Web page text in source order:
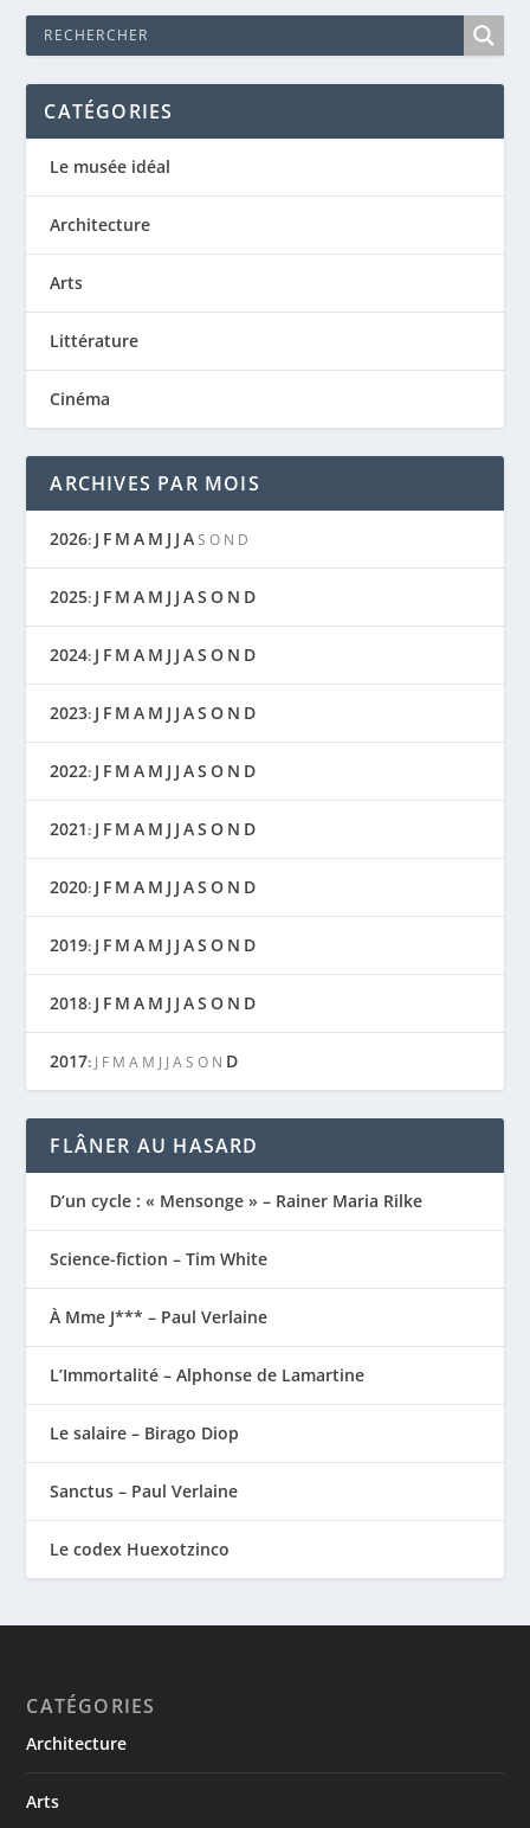
CATÉGORIES
Le musée idéal
Architecture
Arts
Littérature
Cinéma
ARCHIVES PAR MOIS
2026: J F M A M J J A S O N D
2025: J F M A M J J AS O N D
2024: J F M A M J J AS O N D
2023: J F M A M J J AS O N D
2022: J F M A M J J AS O N D
2021: J F M A M J J AS O N D
2020: J F M A M J J AS O N D
2019: J F M A M J J AS O N D
2018: J F M A M J J AS O N D
2017: J F M A M J J A S O N D
FLÂNER AU HASARD
D’un cycle : « Mensonge » – Rainer Maria Rilke
Science-fiction – Tim White
À Mme J*** – Paul Verlaine
L’Immortalité – Alphonse de Lamartine
Le salaire – Birago Diop
Sanctus – Paul Verlaine
Le codex Huexotzinco
CATÉGORIES
Architecture
Arts